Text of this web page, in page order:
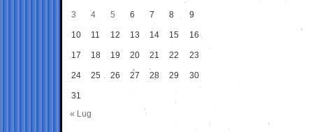
3 4 5 6 7 8 9
10 11 12 13 14 15 16
17 18 19 20 21 22 23
24 25 26 27 28 29 30
31
« Lug